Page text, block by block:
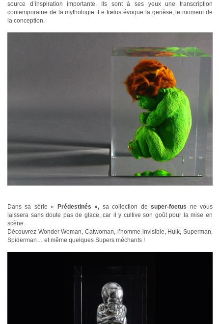
source d’inspiration importante. Ils sont à ses yeux une transcription
contemporaine de la mythologie. Le fœtus évoque la genèse, le moment de
la conception.
Dans sa série « Prédestinés », sa collection desuper-foetus ne vous
laissera sans doute pas de glace, car il y cultive son goût pour la mise en
scène.
Découvrez Wonder Woman, Catwoman, l’homme invisible, Hulk, Superman,
Spiderman… et même quelques Supers méchants !